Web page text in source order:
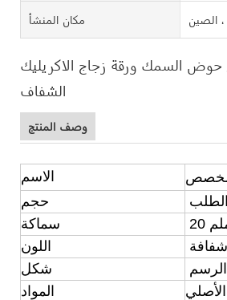
مكان المنشأ الصين
السمك ورقة زجاج الاكريليك
الشفاف
وصف المنتج
الاسم
مخصص
حجم
سماكة
اللون
شفافة
شكل
المواد